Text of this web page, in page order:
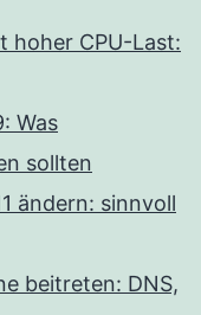
hoher CPU-Last:
Was
sollten
ändern: sinnvoll
beitreten: DNS,